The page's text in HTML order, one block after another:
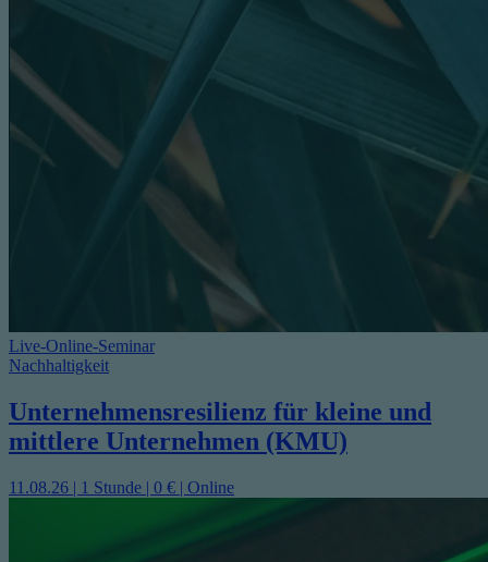
Live-Online-Seminar
Nachhaltigkeit
Unternehmensresilienz für kleine und
mittlere Unternehmen (KMU)
11.08.26 | 1 Stunde | 0 € | Online